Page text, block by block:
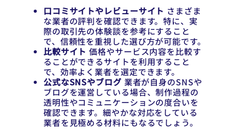
口コミサイトやレビューサイト さまざま
な業者の評判を確認できます。特に、実
際の取引先の体験談を参考にすること
で、信頼性を重視した選び方が可能です。
比較サイト 価格やサービス内容を比較す
ることができるサイトを利用すること
で、効率よく業者を選定できます。
公式なSNSやブログ業者が自身のSNSや
ブログを運営している場合、制作過程の
透明性やコミュニケーションの度合いを
確認できます。細やかな対応をしている
業者を見極める材料にもなるでしょう。